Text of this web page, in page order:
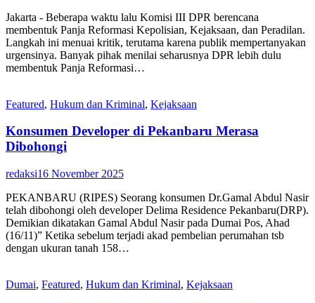
Jakarta - Beberapa waktu lalu Komisi III DPR berencana
membentuk Panja Reformasi Kepolisian, Kejaksaan, dan Peradilan.
Langkah ini menuai kritik, terutama karena publik mempertanyakan
urgensinya. Banyak pihak menilai seharusnya DPR lebih dulu
membentuk Panja Reformasi…
Featured, Hukum dan Kriminal, Kejaksaan
Konsumen Developer di Pekanbaru Merasa
Dibohongi
redaksi16 November 2025
PEKANBARU (RIPES) Seorang konsumen Dr.Gamal Abdul Nasir
telah dibohongi oleh developer Delima Residence Pekanbaru(DRP).
Demikian dikatakan Gamal Abdul Nasir pada Dumai Pos, Ahad
(16/11)” Ketika sebelum terjadi akad pembelian perumahan tsb
dengan ukuran tanah 158…
Dumai, Featured, Hukum dan Kriminal, Kejaksaan